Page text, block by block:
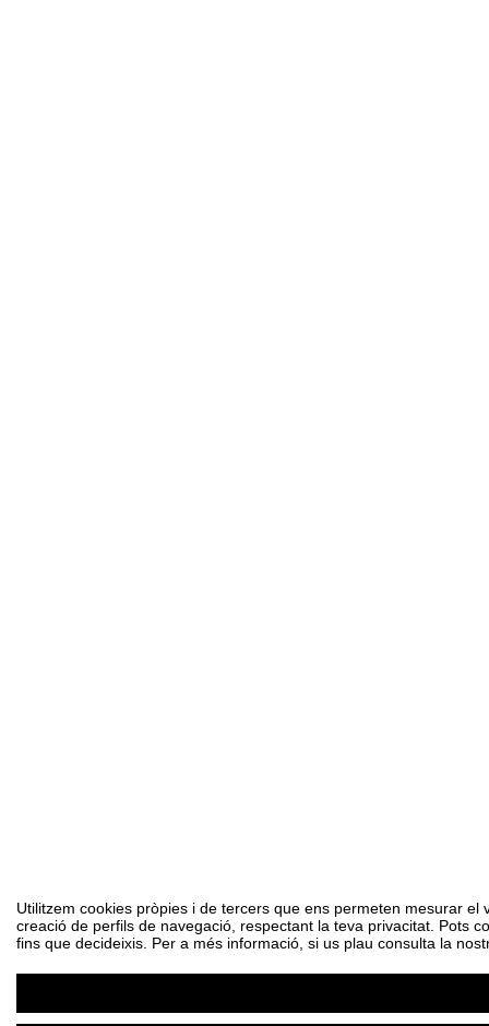
Utilitzem cookies pròpies i de tercers que ens permeten mesurar
creació de perfils de navegació, respectant la teva privacitat. Pots
fins que decideixis. Per a més informació, si us plau consulta la